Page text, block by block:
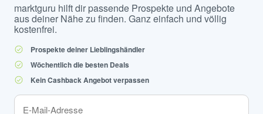
marktguru hilft dir passende Prospekte und Angebote
aus deiner Nähe zu finden. Ganz einfach und völlig
kostenfrei.
Prospekte deiner Lieblingshändler
Wöchentlich die besten Deals
Kein Cashback Angebot verpassen